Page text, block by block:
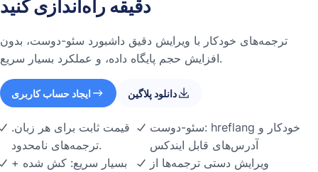
دقیقه راه‌اندازی کنید
ترجمه‌های خودکار با ویرایش دقیق داشبورد سئو-دوست، بدون
افزایش حجم پایگاه داده، و عملکرد بسیار سریع.
ایجاد حساب کاربری دانلود پلاگین
قیمت ثابت برای هر زبان.
ترجمه‌های نامحدود.
بسیار سریع: کش شده +
سئو-دوست: hreflang خودکار و
آدرس‌های قابل ایندکس
ویرایش دستی ترجمه‌ها از